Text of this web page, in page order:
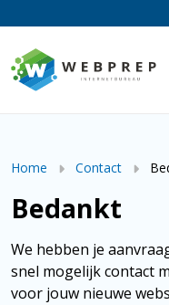
Home Contact
Bedankt
We hebben je
snel mogelijk contact
voor jouw nieuwe